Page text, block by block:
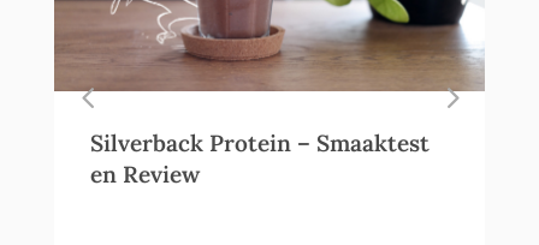
Silverback Protein – Smaaktest
en Review